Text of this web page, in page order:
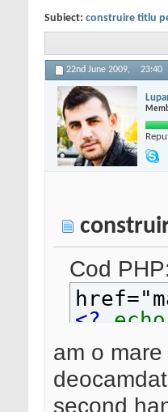
Subiect: construire titlu
22nd June 2009, 23:40
Cod
<? echo
>
</
am o
second